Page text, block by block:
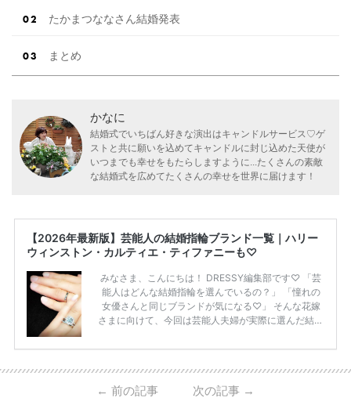
たかまつななさん結婚発表
まとめ
かなに
結婚式でいちばん好きな演出はキャンドルサービス♡ゲ
ストと共に願いを込めてキャンドルに封じ込めた天使が
いつまでも幸せをもたらしますように...たくさんの素敵
な結婚式を広めてたくさんの幸せを世界に届けます！
【2026年最新版】芸能人の結婚指輪ブランド一覧｜ハリー
ウィンストン・カルティエ・ティファニーも♡
みなさま、こんにちは！ DRESSY編集部です♡ 「芸
能人はどんな結婚指輪を選んでいるの？」 「憧れの
女優さんと同じブランドが気になる♡」 そんな花嫁
さまに向けて、今回は芸能人夫婦が実際に選んだ結婚
ーウィンストンやカルティエ、ティファニーなど世界
日本で人気のブランドまで幅広くご紹介。 さらに、
・愛用している芸能人夫婦 ・リングの特徴や魅力 ・
← 前の記事 次の記事 →